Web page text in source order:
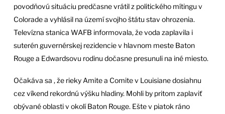
povodňovú situáciu predčasne vrátil z politického mítingu v
Colorade a vyhlásil na území svojho štátu stav ohrozenia.
Televízna stanica WAFB informovala, že voda zaplavila i
suterén guvernérskej rezidencie v hlavnom meste Baton
Rouge a Edwardsovu rodinu dočasne presunuli na iné miesto.
Očakáva sa , že rieky Amite a Comite v Louisiane dosiahnu
cez víkend rekordnú výšku hladiny. Mohli by pritom zaplaviť
obývané oblasti v okolí Baton Rouge. Ešte v piatok ráno